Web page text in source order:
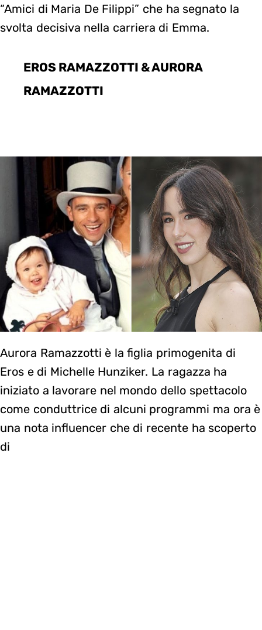
“Amici di Maria De Filippi” che ha segnato la
svolta decisiva nella carriera di Emma.
EROS RAMAZZOTTI & AURORA
RAMAZZOTTI
Aurora Ramazzotti è la figlia primogenita di
Eros e di Michelle Hunziker. La ragazza ha
iniziato a lavorare nel mondo dello spettacolo
come conduttrice di alcuni programmi ma ora è
una nota influencer che di recente ha scoperto
di